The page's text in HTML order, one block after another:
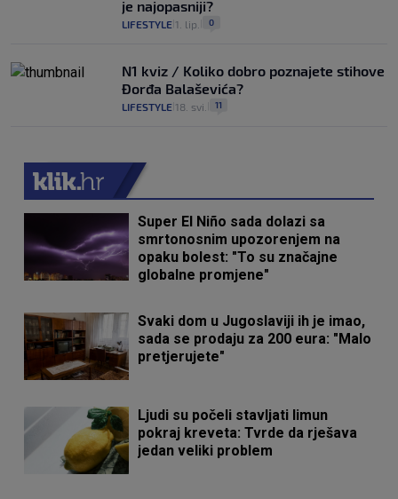
je najopasniji?
LIFESTYLE 1. lip. 0
N1 kviz / Koliko dobro poznajete stihove
Đorđa Balaševića?
LIFESTYLE 18. svi. 11
Super El Niño sada dolazi sa
smrtonosnim upozorenjem na
opaku bolest: "To su značajne
globalne promjene"
Svaki dom u Jugoslaviji ih je imao,
sada se prodaju za 200 eura: "Malo
pretjerujete"
Ljudi su počeli stavljati limun
pokraj kreveta: Tvrde da rješava
jedan veliki problem